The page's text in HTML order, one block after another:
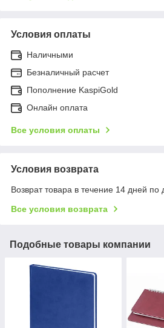
Условия оплаты
Наличными
Безналичный расчет
Пополнение KaspiGold
Онлайн оплата
Все условия оплаты
Условия возврата
Возврат товара в течение 14 дней по
Все условия возврата
Подобные товары компании